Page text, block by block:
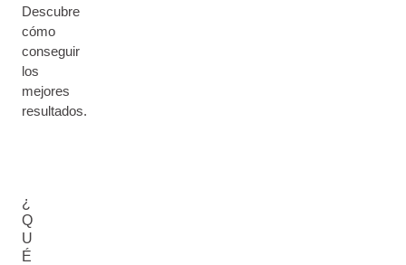
Descubre
cómo
conseguir
los
mejores
resultados.
¿
Q
U
É